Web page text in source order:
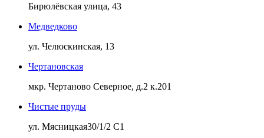
Бирюлёвская улица, 43
Медведково
ул. Челюскинская, 13
Чертановская
мкр. Чертаново Северное, д.2 к.201
Чистые пруды
ул. Мясницкая30/1/2 С1